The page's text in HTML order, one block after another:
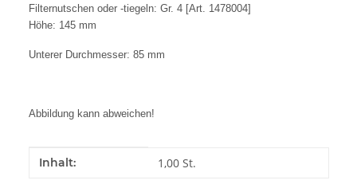
Filternutschen oder -tiegeln: Gr. 4 [Art. 1478004]
Höhe: 145 mm
Unterer Durchmesser: 85 mm
Abbildung kann abweichen!
Produkteigenschaft
Wert
Inhalt: 1,00 St.